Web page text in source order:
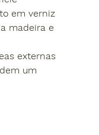
em verniz
madeira e
externas
um